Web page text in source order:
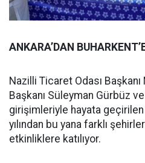
ANKARA’DAN
Nazilli Ticaret Odası
Başkanı Süleyman Gürbüz
girişimleriyle hayata geçirilen
yılından bu yana farklı
etkinliklere katılıyor.